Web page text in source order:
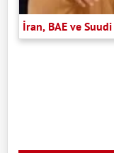
İran, BAE ve